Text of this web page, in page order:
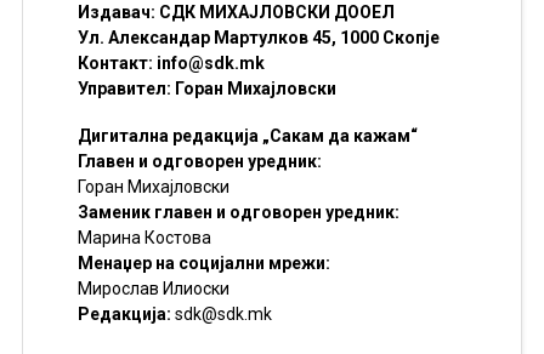
Издавач: СДК МИХАЈЛОВСКИ ДООЕЛ
Ул. Александар Мартулков 45, 1000 Скопје
Контакт: info@sdk.mk
Управител: Горан Михајловски
Дигитална редакција „Сакам да кажам“
Главен и одговорен уредник:
Горан Михајловски
Заменик главен и одговорен уредник:
Марина Костова
Менаџер на социјални мрежи:
Мирослав Илиоски
Редакцијa: sdk@sdk.mk